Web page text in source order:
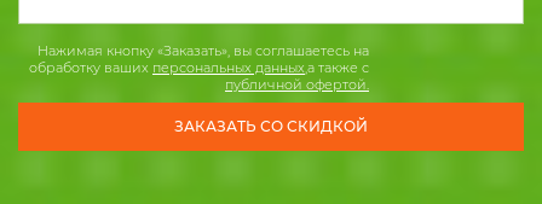
Нажимая кнопку «Заказать», вы соглашаетесь на
обработку ваших персональных данных,а также с
публичной офертой.